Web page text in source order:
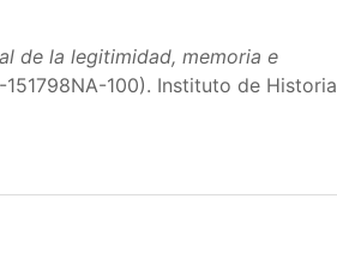
de la legitimidad, memoria e
151798NA-100). Instituto de Historia